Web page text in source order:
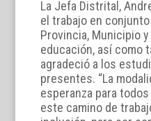
La Jefa Distrital,
el trabajo en
Provincia, Municipio
educación, así como
agradeció a los
presentes. “La
esperanza para
este camino de